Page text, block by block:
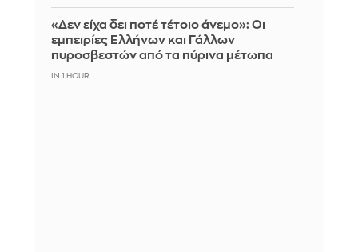
«Δεν είχα δει ποτέ τέτοιο άνεμο»: Οι
εμπειρίες Ελλήνων και Γάλλων
πυροσβεστών από τα πύρινα μέτωπα
IN 1 HOUR